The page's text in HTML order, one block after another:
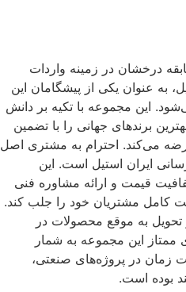
درخشان در زمینه واردات
عنوان یکی از پیشگامان این
این مجموعه با تکیه بر دانش
برندهای جهانی را با تضمین
می‌کند. احترام به مشتری اصل
ایران استیل است. این
قیمت و ارائه مشاوره فنی
کامل مشتریان خود را جلب کند.
به موقع محصولات در
این مجموعه به شمار
زمان در پروژه‌های صنعتی،
بوده است.